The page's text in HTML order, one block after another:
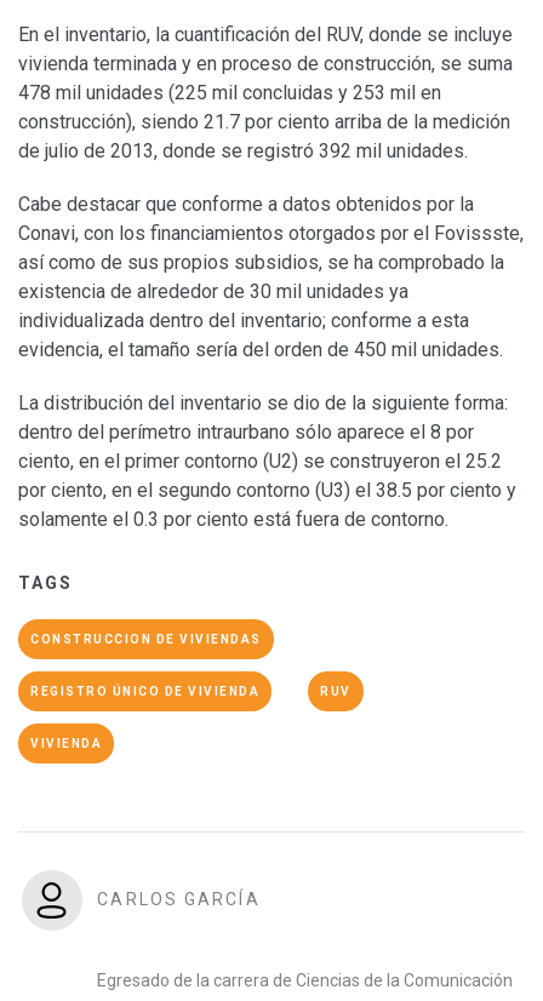
En el inventario, la cuantificación del RUV, donde se incluye
vivienda terminada y en proceso de construcción, se suma
478 mil unidades (225 mil concluidas y 253 mil en
construcción), siendo 21.7 por ciento arriba de la medición
de julio de 2013, donde se registró 392 mil unidades.
Cabe destacar que conforme a datos obtenidos por la
Conavi, con los financiamientos otorgados por el Fovissste,
así como de sus propios subsidios, se ha comprobado la
existencia de alrededor de 30 mil unidades ya
individualizada dentro del inventario; conforme a esta
evidencia, el tamaño sería del orden de 450 mil unidades.
La distribución del inventario se dio de la siguiente forma:
dentro del perímetro intraurbano sólo aparece el 8 por
ciento, en el primer contorno (U2) se construyeron el 25.2
por ciento, en el segundo contorno (U3) el 38.5 por ciento y
solamente el 0.3 por ciento está fuera de contorno.
TAGS
CONSTRUCCION DE VIVIENDAS
REGISTRO ÚNICO DE VIVIENDA RUV
VIVIENDA
CARLOS GARCÍA
Egresado de la carrera de Ciencias de la Comunicación